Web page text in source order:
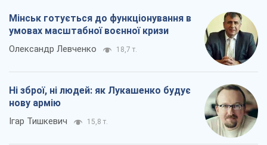
Мінськ готується до функціонування в
умовах масштабної воєнної кризи
Олександр Левченко 18,7 т.
Ні зброї, ні людей: як Лукашенко будує
нову армію
Ігар Тишкевич 15,8 т.